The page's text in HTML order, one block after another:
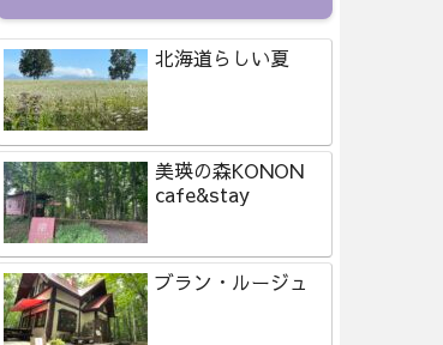
北海道らしい夏
美瑛の森KONON
cafe&stay
ブラン・ルージュ